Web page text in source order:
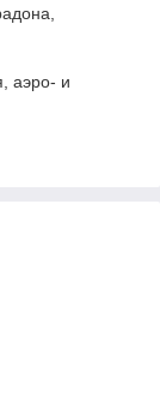
аэро- и